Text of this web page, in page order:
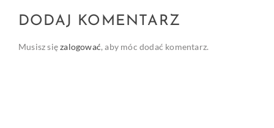
DODAJ KOMENTARZ
Musisz sięzalogować, aby móc dodać komentarz.